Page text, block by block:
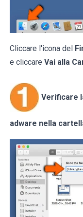
Cliccare l'icona del
e cliccare Vai alla
Verificare
adware nella